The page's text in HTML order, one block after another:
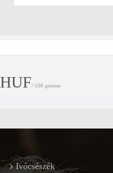
HUF/ 100 gramm
Ivócsészék